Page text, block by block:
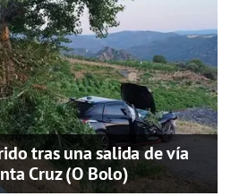
tras una salida de vía
Cruz (O Bolo)